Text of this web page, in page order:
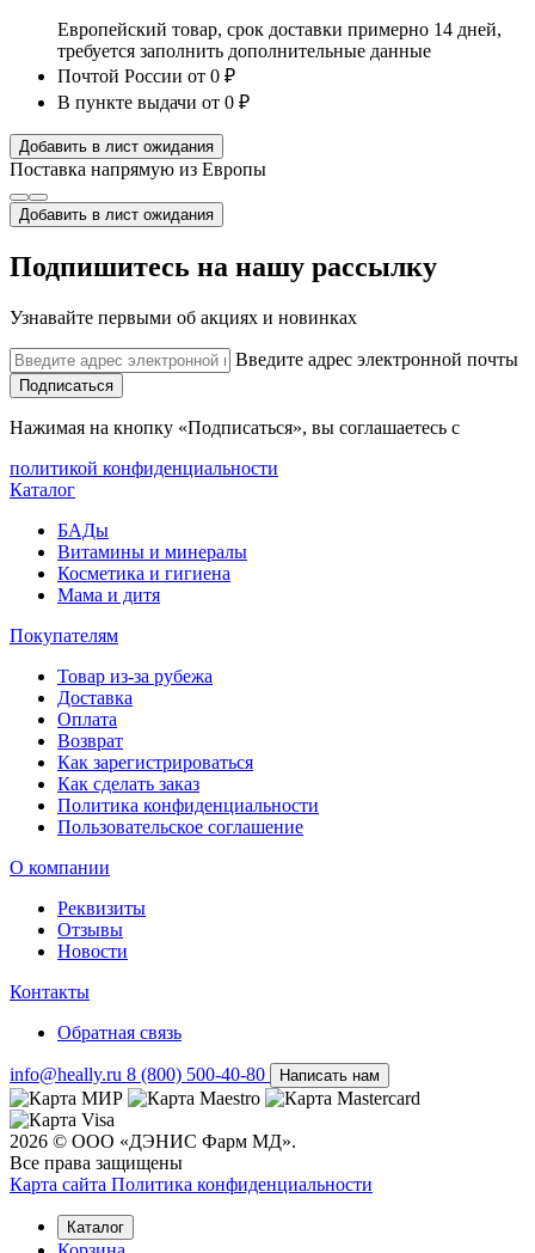
Европейский товар, срок доставки примерно 14 дней,
требуется заполнить дополнительные данные
Почтой России от 0 ₽
В пункте выдачи от 0 ₽
Добавить в лист ожидания
Поставка напрямую из Европы
Добавить в лист ожидания
Подпишитесь на нашу рассылку
Узнавайте первыми об акциях и новинках
Введите адрес электронной почты
Подписаться
Нажимая на кнопку «Подписаться», вы соглашаетесь с
политикой конфиденциальности
Каталог
БАДы
Витамины и минералы
Косметика и гигиена
Мама и дитя
Покупателям
Товар из-за рубежа
Доставка
Оплата
Возврат
Как зарегистрироваться
Как сделать заказ
Политика конфиденциальности
Пользовательское соглашение
О компании
Реквизиты
Отзывы
Новости
Контакты
Обратная связь
info@heally.ru 8 (800) 500-40-80 Написать нам
2026 © ООО «ДЭНИС Фарм МД».
Все права защищены
Карта сайта Политика конфиден­циальности
Каталог